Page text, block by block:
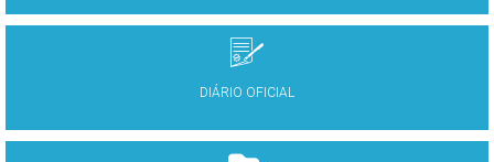
DIÁRIO OFICIAL